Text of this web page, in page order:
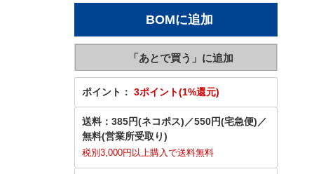
ポイント： 3ポイント(1%還元)
送料： 385円(ネコポス) ／550円(宅急便) ／
無料(営業所受取り)
税別3,000円以上購入で送料無料